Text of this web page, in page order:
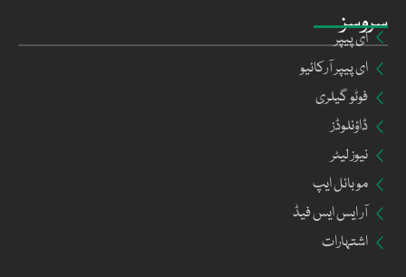
سروسز
ای پیپر
ای پیپر آرکائیو
فوٹو گیلری
ڈاؤنلوڈز
نیوز لیٹر
موبائل ایپ
آر ایس ایس فیڈ
اشتہارات